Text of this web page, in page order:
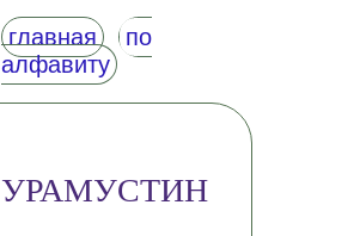
главная
по
алфавиту
УРАМУСТИН